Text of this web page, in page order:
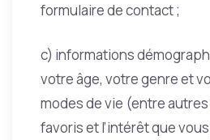
formulaire de contact ;
c) informations
votre âge, votre genre et
modes de vie (entre
favoris et l’intérêt que